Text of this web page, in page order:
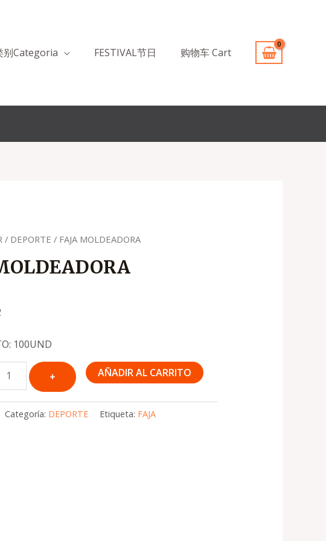
别Categoria FESTIVAL节日 购物车 Cart
/ DEPORTE / FAJA MOLDEADORA
100UND
AÑADIR AL CARRITO
Categoría: DEPORTE Etiqueta: FAJA